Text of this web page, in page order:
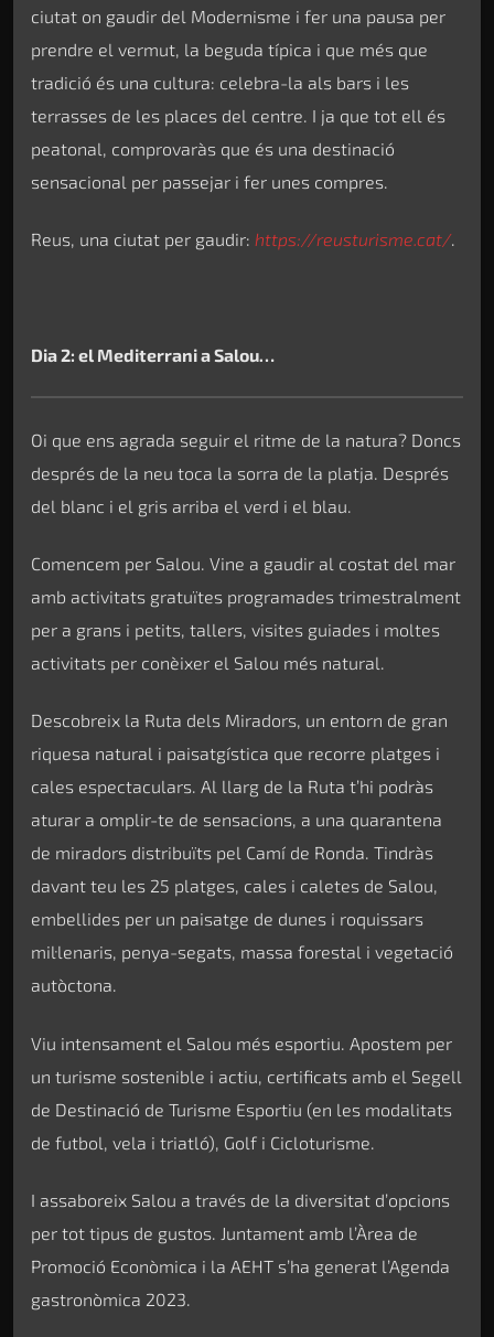
ciutat on gaudir del Modernisme i fer una pausa per
prendre el vermut, la beguda típica i que més que
tradició és una cultura: celebra-la als bars i les
terrasses de les places del centre. I ja que tot ell és
peatonal, comprovaràs que és una destinació
sensacional per passejar i fer unes compres.
Reus, una ciutat per gaudir: https://reusturisme.cat/.
Dia 2: el Mediterrani a Salou…
Oi que ens agrada seguir el ritme de la natura? Doncs
després de la neu toca la sorra de la platja. Després
del blanc i el gris arriba el verd i el blau.
Comencem per Salou. Vine a gaudir al costat del mar
amb activitats gratuïtes programades trimestralment
per a grans i petits, tallers, visites guiades i moltes
activitats per conèixer el Salou més natural.
Descobreix la Ruta dels Miradors, un entorn de gran
riquesa natural i paisatgística que recorre platges i
cales espectaculars. Al llarg de la Ruta t’hi podràs
aturar a omplir-te de sensacions, a una quarantena
de miradors distribuïts pel Camí de Ronda. Tindràs
davant teu les 25 platges, cales i caletes de Salou,
embellides per un paisatge de dunes i roquissars
mil·lenaris, penya-segats, massa forestal i vegetació
autòctona.
Viu intensament el Salou més esportiu. Apostem per
un turisme sostenible i actiu, certificats amb el Segell
de Destinació de Turisme Esportiu (en les modalitats
de futbol, vela i triatló), Golf i Cicloturisme.
I assaboreix Salou a través de la diversitat d’opcions
per tot tipus de gustos. Juntament amb l’Àrea de
Promoció Econòmica i la AEHT s’ha generat l’Agenda
gastronòmica 2023.